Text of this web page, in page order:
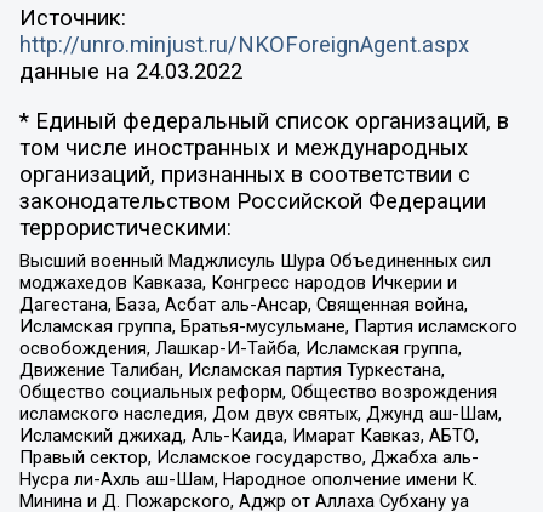
Источник:
http://unro.minjust.ru/NKOForeignAgent.aspx
данные на 24.03.2022
* Единый федеральный список организаций, в
том числе иностранных и международных
организаций, признанных в соответствии с
законодательством Российской Федерации
террористическими:
Высший военный Маджлисуль Шура Объединенных сил
моджахедов Кавказа, Конгресс народов Ичкерии и
Дагестана, База, Асбат аль-Ансар, Священная война,
Исламская группа, Братья-мусульмане, Партия исламского
освобождения, Лашкар-И-Тайба, Исламская группа,
Движение Талибан, Исламская партия Туркестана,
Общество социальных реформ, Общество возрождения
исламского наследия, Дом двух святых, Джунд аш-Шам,
Исламский джихад, Аль-Каида, Имарат Кавказ, АБТО,
Правый сектор, Исламское государство, Джабха аль-
Нусра ли-Ахль аш-Шам, Народное ополчение имени К.
Минина и Д. Пожарского, Аджр от Аллаха Субхану уа